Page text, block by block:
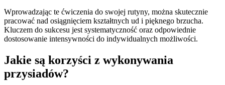
Wprowadzając te ćwiczenia do swojej rutyny, można skutecznie
pracować nad osiągnięciem kształtnych ud i pięknego brzucha.
Kluczem do sukcesu jest systematyczność oraz odpowiednie
dostosowanie intensywności do indywidualnych możliwości.
Jakie są korzyści z wykonywania
przysiadów?